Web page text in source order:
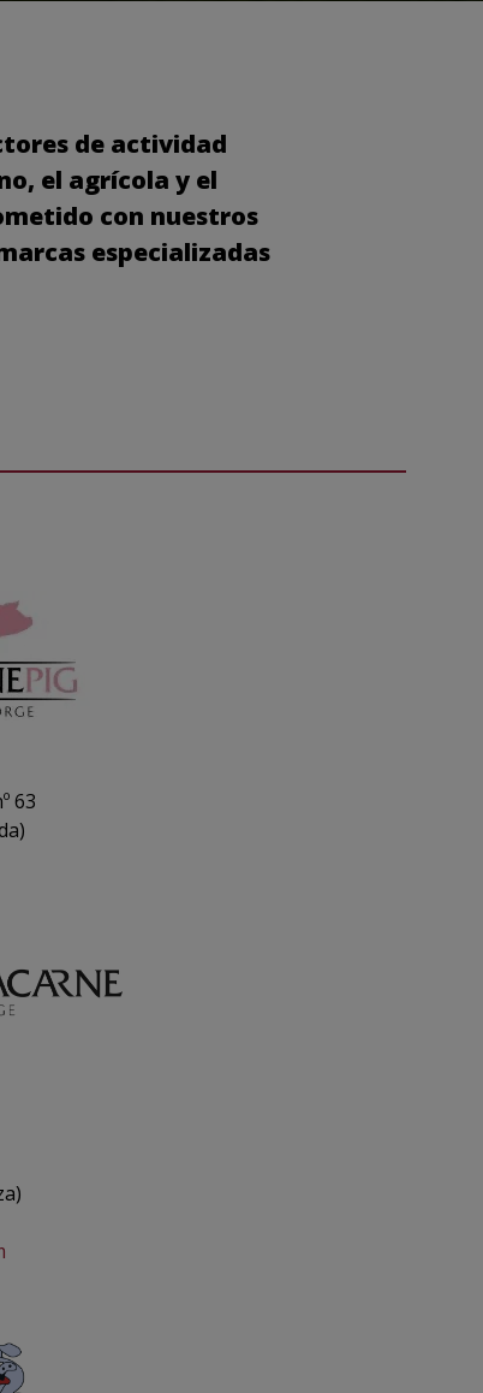
de actividad
el agrícola y el
con nuestros
especializadas
63